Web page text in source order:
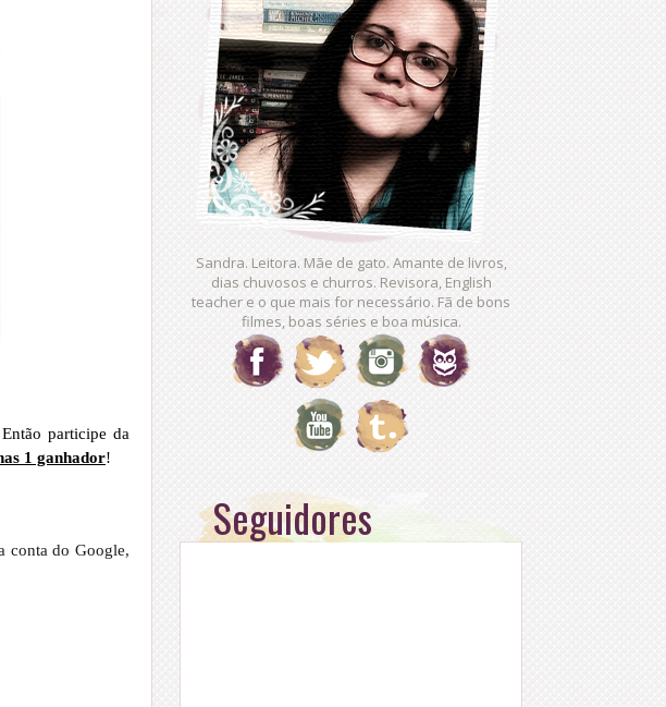
participe da
1 ganhador!
conta do Google,
Sandra. Leitora. Mãe de gato. Amante de livros,
dias chuvosos e churros. Revisora, English
teacher e o que mais for necessário. Fã de bons
filmes, boas séries e boa música.
Seguidores